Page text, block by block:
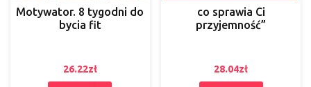
Motywator. 8 tygodni do
bycia fit
26.22zł
co sprawia Ci
przyjemność”
28.04zł